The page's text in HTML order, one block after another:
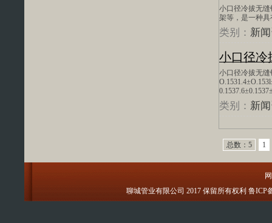
小口径冷拔无
架等，是一种
类别： 新
小口径冷
小口径冷拔无缝
类别： 新
总数：5 1
聊城管业有限公司 2017 保留所有权利 鲁ICP